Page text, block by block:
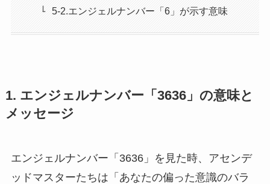
5-2.エンジェルナンバー「6」が示す意味
1. エンジェルナンバー「3636」の意味と
メッセージ
エンジェルナンバー「3636」を見た時、アセンデ
ッドマスターたちは「あなたの偏った意識のバラ